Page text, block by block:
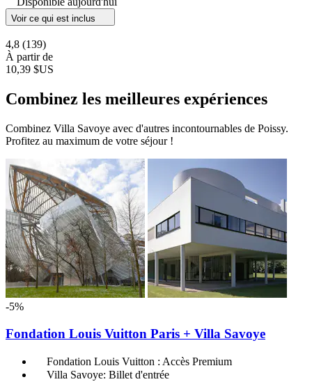
Voir ce qui est inclus
4,8 (139)
À partir de
10,39 $US
Combinez les meilleures expériences
Combinez Villa Savoye avec d'autres incontournables de Poissy.
Profitez au maximum de votre séjour !
-5%
Fondation Louis Vuitton Paris + Villa Savoye
Fondation Louis Vuitton : Accès Premium
Villa Savoye: Billet d'entrée